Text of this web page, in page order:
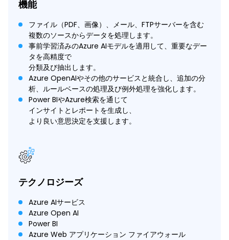
機能
ファイル（PDF、画像）、メール、FTPサーバーを含む
複数のソースからデータを処理します。
事前学習済みのAzure AIモデルを適用して、重要なデー
タを高精度で
分類及び抽出します。
Azure OpenAIやその他のサービスと統合し、追加の分
析、ルールベースの処理及び例外処理を強化します。
Power BIやAzure検索を通じて
インサイトとレポートを生成し、
より良い意思決定を支援します。
テクノロジーズ
Azure AIサービス
Azure Open AI
Power BI
Azure Web アプリケーション ファイアウォール